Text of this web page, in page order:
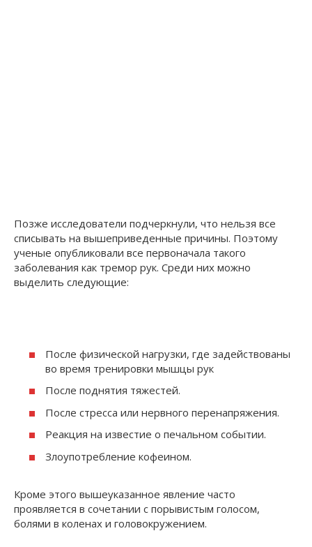
Позже исследователи подчеркнули, что нельзя все
списывать на вышеприведенные причины. Поэтому
ученые опубликовали все первоначала такого
заболевания как тремор рук. Среди них можно
выделить следующие:
После физической нагрузки, где задействованы
во время тренировки мышцы рук
После поднятия тяжестей.
После стресса или нервного перенапряжения.
Реакция на известие о печальном событии.
Злоупотребление кофеином.
Кроме этого вышеуказанное явление часто
проявляется в сочетании с порывистым голосом,
болями в коленах и головокружением.